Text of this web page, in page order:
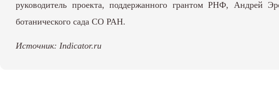
руководитель проекта, поддержанного грантом РНФ, Андрей
ботанического сада СО РАН.
Источник: Indicator.ru